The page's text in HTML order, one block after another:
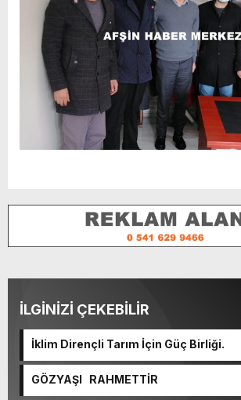
İLGİNİZİ ÇEKEBİLİR
İklim Dirençli Tarım İçin Güç Birliği.
GÖZYAŞI RAHMETTİR